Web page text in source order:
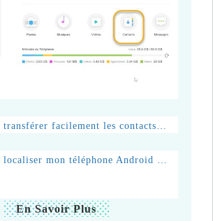
facilement les contacts depuis Samsung vers PC
mon téléphone Android volé ?
En Savoir Plus